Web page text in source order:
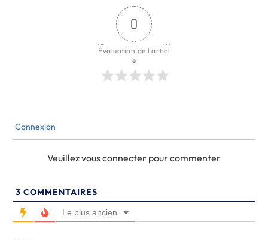
0
Évaluation de l'articl
e
Connexion
Veuillez vous connecter pour commenter
3 COMMENTAIRES
Le plus ancien